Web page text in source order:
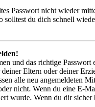
Passwort nicht wieder
du dich schnell
und das richtige
Eltern oder deiner
alle neu angemeldeten
nicht. Wenn du eine E-
wurde. Wenn du dir